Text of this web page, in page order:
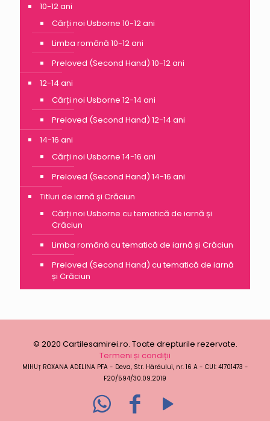
10-12 ani
Cărți noi Usborne 10-12 ani
Limba română 10-12 ani
Preloved (Second Hand) 10-12 ani
12-14 ani
Cărți noi Usborne 12-14 ani
Preloved (Second Hand) 12-14 ani
14-16 ani
Cărți noi Usborne 14-16 ani
Preloved (Second Hand) 14-16 ani
Titluri de iarnă și Crăciun
Cărți noi Usborne cu tematică de iarnă și
Crăciun
Limba română cu tematică de iarnă și Crăciun
Preloved (Second Hand) cu tematică de iarnă
și Crăciun
© 2020 Cartilesamirei.ro. Toate drepturile rezervate.
Termeni și condiții
MIHUȚ ROXANA ADELINA PFA - Deva, Str. Hărăului, nr. 16 A - CUI: 41701473 -
F20/594/30.09.2019